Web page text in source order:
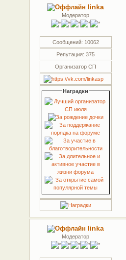
linka
Модератор
Сообщений: 10062
Репутация: 375
Организатор СП
Наградки
linka
Модератор